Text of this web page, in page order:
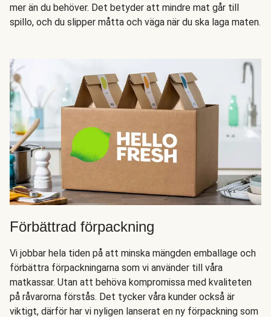
mer än du behöver. Det betyder att mindre mat går till
spillo, och du slipper måtta och väga när du ska laga maten.
Förbättrad förpackning
Vi jobbar hela tiden på att minska mängden emballage och
förbättra förpackningarna som vi använder till våra
matkassar. Utan att behöva kompromissa med kvaliteten
på råvarorna förstås. Det tycker våra kunder också är
viktigt, därför har vi nyligen lanserat en ny förpackning som